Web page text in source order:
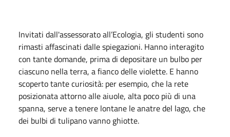
Invitati dall'assessorato all’Ecologia, gli studenti sono
rimasti affascinati dalle spiegazioni. Hanno interagito
con tante domande, prima di depositare un bulbo per
ciascuno nella terra, a fianco delle violette. E hanno
scoperto tante curiosità: per esempio, che la rete
posizionata attorno alle aiuole, alta poco più di una
spanna, serve a tenere lontane le anatre del lago, che
dei bulbi di tulipano vanno ghiotte.